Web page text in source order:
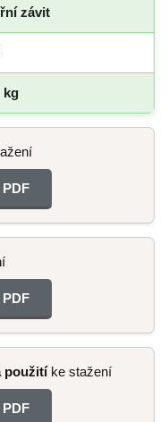
závit
kg
použitíke stažení